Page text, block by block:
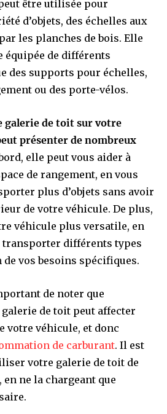
être utilisée pour
d’objets, des échelles aux
les planches de bois. Elle
équipée de différents
des supports pour échelles,
ou des porte-vélos.
galerie de toit sur votre
présenter de nombreux
elle peut vous aider à
de rangement, en vous
plus d’objets sans avoir
de votre véhicule. De plus,
véhicule plus versatile, en
transporter différents types
de vos besoins spécifiques.
de noter que
de toit peut affecter
votre véhicule, et donc
de carburant. Il est
votre galerie de toit de
ne la chargeant que